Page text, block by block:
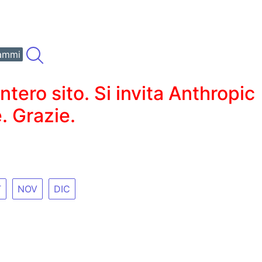
sito. Si invita Anthropic
Grazie.
NOV DIC